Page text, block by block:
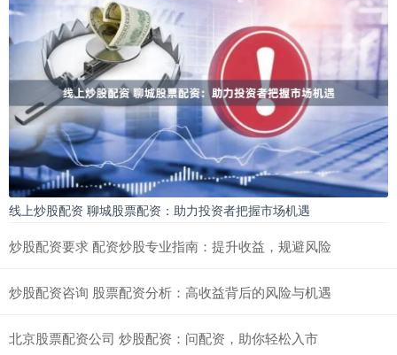
线上炒股配资 聊城股票配资：助力投资者把握市场机遇
炒股配资要求 配资炒股专业指南：提升收益，规避风险
炒股配资咨询 股票配资分析：高收益背后的风险与机遇
北京股票配资公司 炒股配资：问配资，助你轻松入市